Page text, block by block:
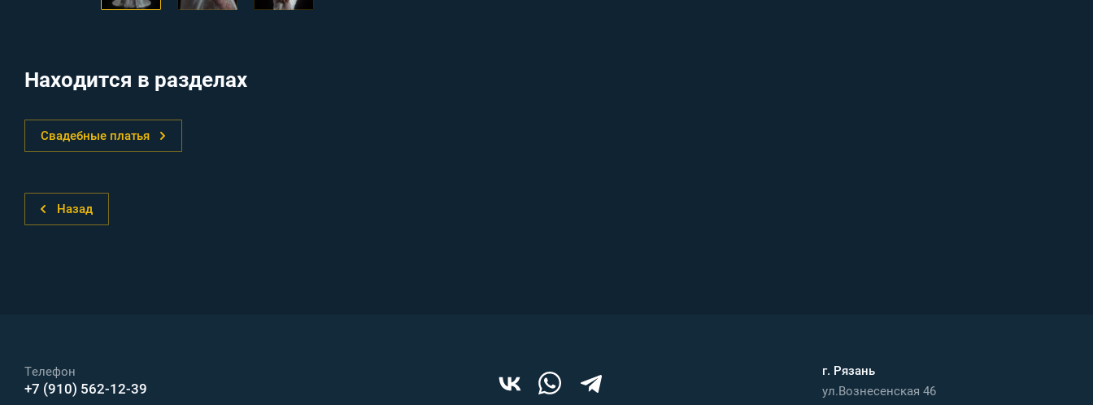
Находится в разделах
Свадебные платья
Назад
Телефон
+7 (910) 562-12-39
г. Рязань
ул.Вознесенская 46